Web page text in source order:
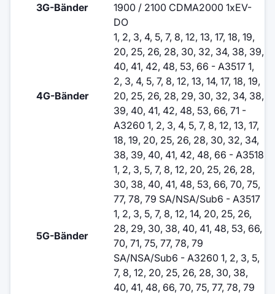
3G-Bänder
1900 / 2100 CDMA2000 1xEV-
DO
4G-Bänder
1, 2, 3, 4, 5, 7, 8, 12, 13, 17, 18, 19,
20, 25, 26, 28, 30, 32, 34, 38, 39,
40, 41, 42, 48, 53, 66 - A3517 1,
2, 3, 4, 5, 7, 8, 12, 13, 14, 17, 18, 19,
20, 25, 26, 28, 29, 30, 32, 34, 38,
39, 40, 41, 42, 48, 53, 66, 71 -
A3260 1, 2, 3, 4, 5, 7, 8, 12, 13, 17,
18, 19, 20, 25, 26, 28, 30, 32, 34,
38, 39, 40, 41, 42, 48, 66 - A3518
5G-Bänder
1, 2, 3, 5, 7, 8, 12, 20, 25, 26, 28,
30, 38, 40, 41, 48, 53, 66, 70, 75,
77, 78, 79 SA/NSA/Sub6 - A3517
1, 2, 3, 5, 7, 8, 12, 14, 20, 25, 26,
28, 29, 30, 38, 40, 41, 48, 53, 66,
70, 71, 75, 77, 78, 79
SA/NSA/Sub6 - A3260 1, 2, 3, 5,
7, 8, 12, 20, 25, 26, 28, 30, 38,
40, 41, 48, 66, 70, 75, 77, 78, 79